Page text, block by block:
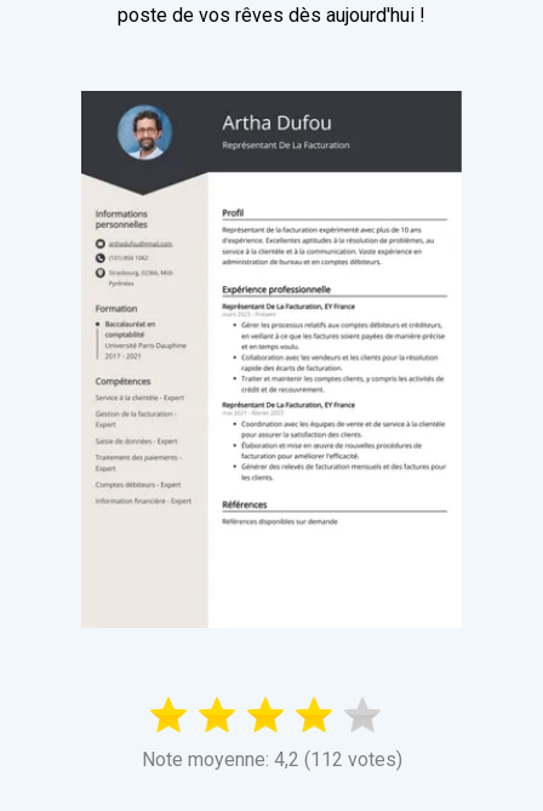
poste de vos rêves dès aujourd'hui !
Note moyenne: 4,2 (112 votes)